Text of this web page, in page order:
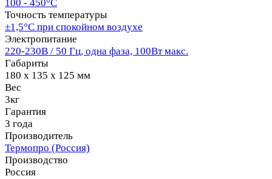
100 - 450°С
Точность температуры
±1,5°С при спокойном воздухе
Электропитание
220-230В / 50 Гц, одна фаза, 100Вт макс.
Габариты
180 х 135 х 125 мм
Вес
3кг
Гарантия
3 года
Производитель
Термопро (Россия)
Производство
Россия